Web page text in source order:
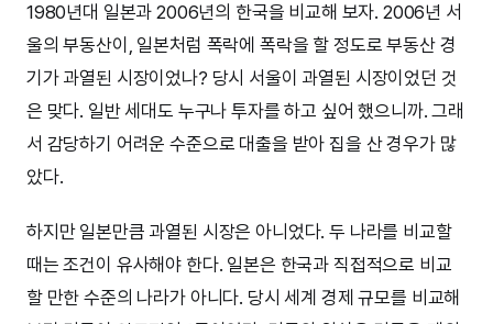
1980년대 일본과 2006년의 한국을 비교해 보자. 2006년 서
울의 부동산이, 일본처럼 폭락에 폭락을 할 정도로 부동산 경
기가 과열된 시장이었나? 당시 서울이 과열된 시장이었던 것
은 맞다. 일반 세대도 누구나 투자를 하고 싶어 했으니까. 그래
서 감당하기 어려운 수준으로 대출을 받아 집을 산 경우가 많
았다.
하지만 일본만큼 과열된 시장은 아니었다. 두 나라를 비교할
때는 조건이 유사해야 한다. 일본은 한국과 직접적으로 비교
할 만한 수준의 나라가 아니다. 당시 세계 경제 규모를 비교해